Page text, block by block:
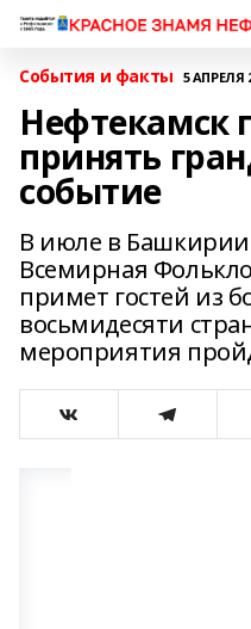
События и факты 5 АПРЕЛЯ
Нефтекамск
принять
событие
В июле в Башкирии
Всемирная
примет гостей из
восьмидесяти
мероприятия